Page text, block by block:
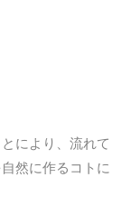
とにより、流れて
然に作るコトに